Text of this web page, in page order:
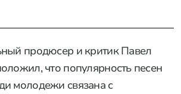
продюсер и критик Павел
что популярность песен
молодежи связана с